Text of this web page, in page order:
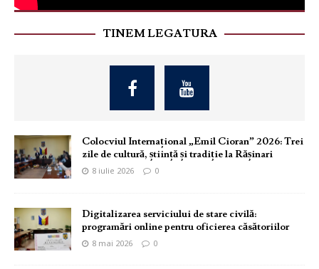
TINEM LEGATURA
Colocviul Internațional „Emil Cioran” 2026: Trei
zile de cultură, știință și tradiție la Rășinari
8 iulie 2026 0
Digitalizarea serviciului de stare civilă:
programări online pentru oficierea căsătoriilor
8 mai 2026 0